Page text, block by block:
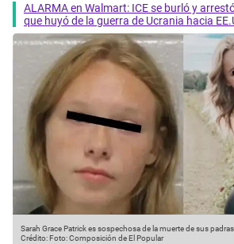
ALARMA en Walmart: ICE se burló y
que huyó de la guerra de Ucrania hacia
Sarah Grace Patrick es sospechosa de la muerte de sus
Crédito: Foto: Composición de El Popular